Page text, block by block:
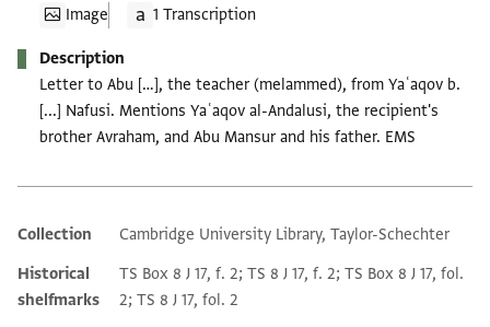
Image
1 Transcription
Description
Letter to Abu […], the teacher (melammed), from Yaʿaqov b.
[...] Nafusi. Mentions Yaʿaqov al-Andalusi, the recipient's
brother Avraham, and Abu Mansur and his father. EMS
Additional metadata
Collection
Cambridge University Library, Taylor-Schechter
Historical
shelfmarks
TS Box 8 J 17, f. 2; TS 8 J 17, f. 2; TS Box 8 J 17, fol.
2; TS 8 J 17, fol. 2